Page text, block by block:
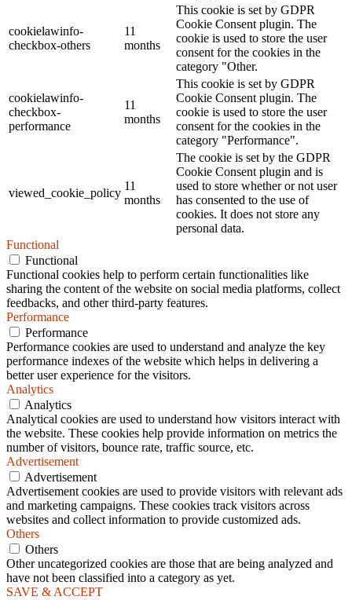
cookielawinfo-
checkbox-others
11
months
This cookie is set by GDPR
Cookie Consent plugin. The
cookie is used to store the user
consent for the cookies in the
category "Other.
cookielawinfo-
checkbox-
performance
11
months
This cookie is set by GDPR
Cookie Consent plugin. The
cookie is used to store the user
consent for the cookies in the
category "Performance".
viewed_cookie_policy
11
months
The cookie is set by the GDPR
Cookie Consent plugin and is
used to store whether or not user
has consented to the use of
cookies. It does not store any
personal data.
Functional
Functional
Functional cookies help to perform certain functionalities like
sharing the content of the website on social media platforms, collect
feedbacks, and other third-party features.
Performance
Performance
Performance cookies are used to understand and analyze the key
performance indexes of the website which helps in delivering a
better user experience for the visitors.
Analytics
Analytics
Analytical cookies are used to understand how visitors interact with
the website. These cookies help provide information on metrics the
number of visitors, bounce rate, traffic source, etc.
Advertisement
Advertisement
Advertisement cookies are used to provide visitors with relevant ads
and marketing campaigns. These cookies track visitors across
websites and collect information to provide customized ads.
Others
Others
Other uncategorized cookies are those that are being analyzed and
have not been classified into a category as yet.
SAVE & ACCEPT